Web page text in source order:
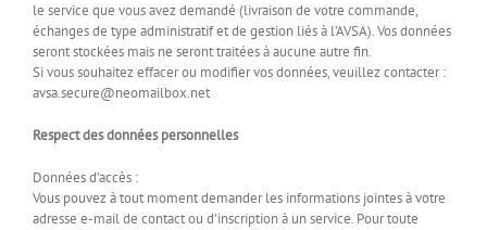
le service que vous avez demandé (livraison de votre commande,
échanges de type administratif et de gestion liés à l’AVSA). Vos données
seront stockées mais ne seront traitées à aucune autre fin.
Si vous souhaitez effacer ou modifier vos données, veuillez contacter :
avsa.secure@neomailbox.net
Respect des données personnelles
Données d’accès :
Vous pouvez à tout moment demander les informations jointes à votre
adresse e-mail de contact ou d’inscription à un service. Pour toute